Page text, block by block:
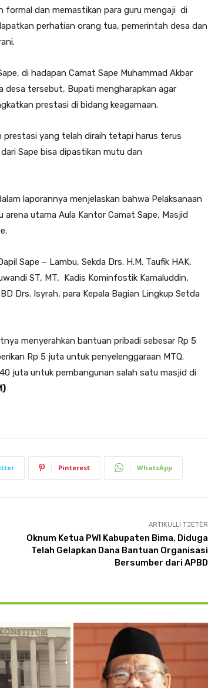
formal dan memastikan para guru mengaji di
perhatian orang tua, pemerintah desa dan
di hadapan Camat Sape Muhammad Akbar
desa tersebut, Bupati mengharapkan agar
prestasi di bidang keagamaan.
prestasi yang telah diraih tetapi harus terus
Sape bisa dipastikan mutu dan
laporannya menjelaskan bahwa Pelaksanaan
arena utama Aula Kantor Camat Sape, Masjid
Sape – Lambu, Sekda Drs. H.M. Taufik HAK,
ST, MT, Kadis Kominfostik Kamaluddin,
Drs. Isyrah, para Kepala Bagian Lingkup Setda
menyerahkan bantuan pribadi sebesar Rp 5
Rp 5 juta untuk penyelenggaraan MTQ.
juta untuk pembangunan salah satu masjid di
Pinterest WhatsApp
ARTIKULLI TJETËR
Oknum Ketua PWI Kabupaten Bima, Diduga
Telah Gelapkan Dana Bantuan Organisasi
Bersumber dari APBD